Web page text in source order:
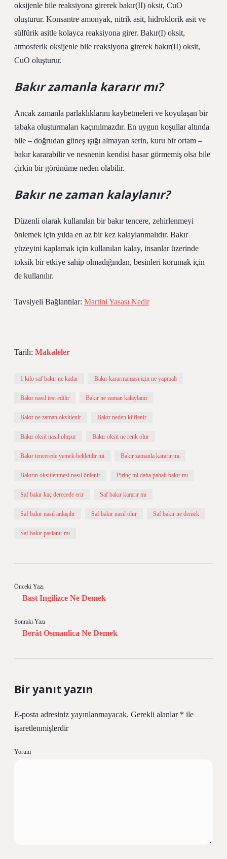
oksijenle bile reaksiyona girerek bakır(II) oksit, CuO
oluşturur. Konsantre amonyak, nitrik asit, hidroklorik asit ve
sülfürik asitle kolayca reaksiyona girer. Bakır(I) oksit,
atmosferik oksijenle bile reaksiyona girerek bakır(II) oksit,
CuO oluşturur.
Bakır zamanla kararır mı?
Ancak zamanla parlaklıklarını kaybetmeleri ve koyulaşan bir
tabaka oluşturmaları kaçınılmazdır. En uygun koşullar altında
bile – doğrudan güneş ışığı almayan serin, kuru bir ortam –
bakır kararabilir ve nesnenin kendisi hasar görmemiş olsa bile
çirkin bir görünüme neden olabilir.
Bakır ne zaman kalaylanır?
Düzenli olarak kullanılan bir bakır tencere, zehirlenmeyi
önlemek için yılda en az bir kez kalaylanmalıdır. Bakır
yüzeyini kaplamak için kullanılan kalay, insanlar üzerinde
toksik bir etkiye sahip olmadığından, besinleri korumak için
de kullanılır.
Tavsiyeli Bağlantılar: Martini Yasası Nedir
Tarih: Makaleler
1 kilo saf bakır ne kadar Bakır kararmaması için ne yapmalı
Bakır nasıl test edilir Bakır ne zaman kalaylanır
Bakır ne zaman oksitlenir Bakır neden küflenir
Bakır oksit nasıl oluşur Bakır oksit ne renk olur
Bakır tencerede yemek bekletilir mi Bakır zamanla kararır mı
Bakırın oksitlenmesi nasıl önlenir Pirinç mi daha pahalı bakır mı
Saf bakır kaç derecede erir Saf bakır kararır mı
Saf bakır nasıl anlaşılır Saf bakır nasıl olur Saf bakır ne demek
Saf bakır paslanır mı
Önceki Yazı
Bast Ingilizce Ne Demek
Sonraki Yazı
Berât Osmanlica Ne Demek
Bir yanıt yazın
E-posta adresiniz yayınlanmayacak. Gerekli alanlar * ile
işaretlenmişlerdir
Yorum